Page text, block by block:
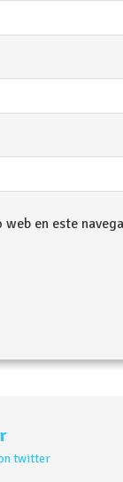
en este
twitter